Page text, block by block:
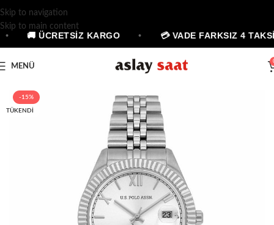
Skip to navigation
Skip to main content
🚚 ÜCRETSİZ KARGO 💳 VADE FARKSIZ 4
MENÜ
-15%
TÜKENDI